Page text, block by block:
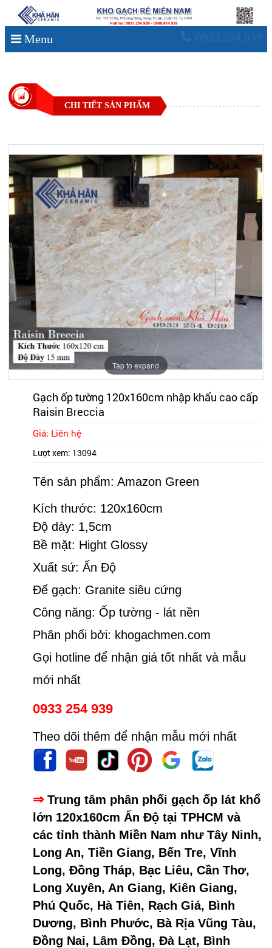
Menu 0933.254.939
CHI TIẾT SẢN PHẨM
Tap to expand
Gạch ốp tường 120x160cm nhập khẩu cao cấp
Raisin Breccia
Giá: Liên hệ
Lượt xem: 13094
Tên sản phẩm: Amazon Green
Kích thước: 120x160cm
Độ dày: 1,5cm
Bề mặt: Hight Glossy
Xuất sứ: Ấn Độ
Đế gạch: Granite siêu cứng
Công năng: Ốp tường - lát nền
Phân phối bởi: khogachmen.com
Gọi hotline để nhận giá tốt nhất và mẫu
mới nhất
0933 254 939
Theo dõi thêm để nhận mẫu mới nhất
⇒Trung tâm phân phối gạch ốp lát khổ
lớn 120x160cm Ấn Độ tại TPHCM và
các tỉnh thành Miền Nam như Tây Ninh,
Long An, Tiền Giang, Bến Tre, Vĩnh
Long, Đồng Tháp, Bạc Liêu, Cần Thơ,
Long Xuyên, An Giang, Kiên Giang,
Phú Quốc, Hà Tiên, Rạch Giá, Bình
Dương, Bình Phước, Bà Rịa Vũng Tàu,
Đồng Nai, Lâm Đồng, Đà Lạt, Bình